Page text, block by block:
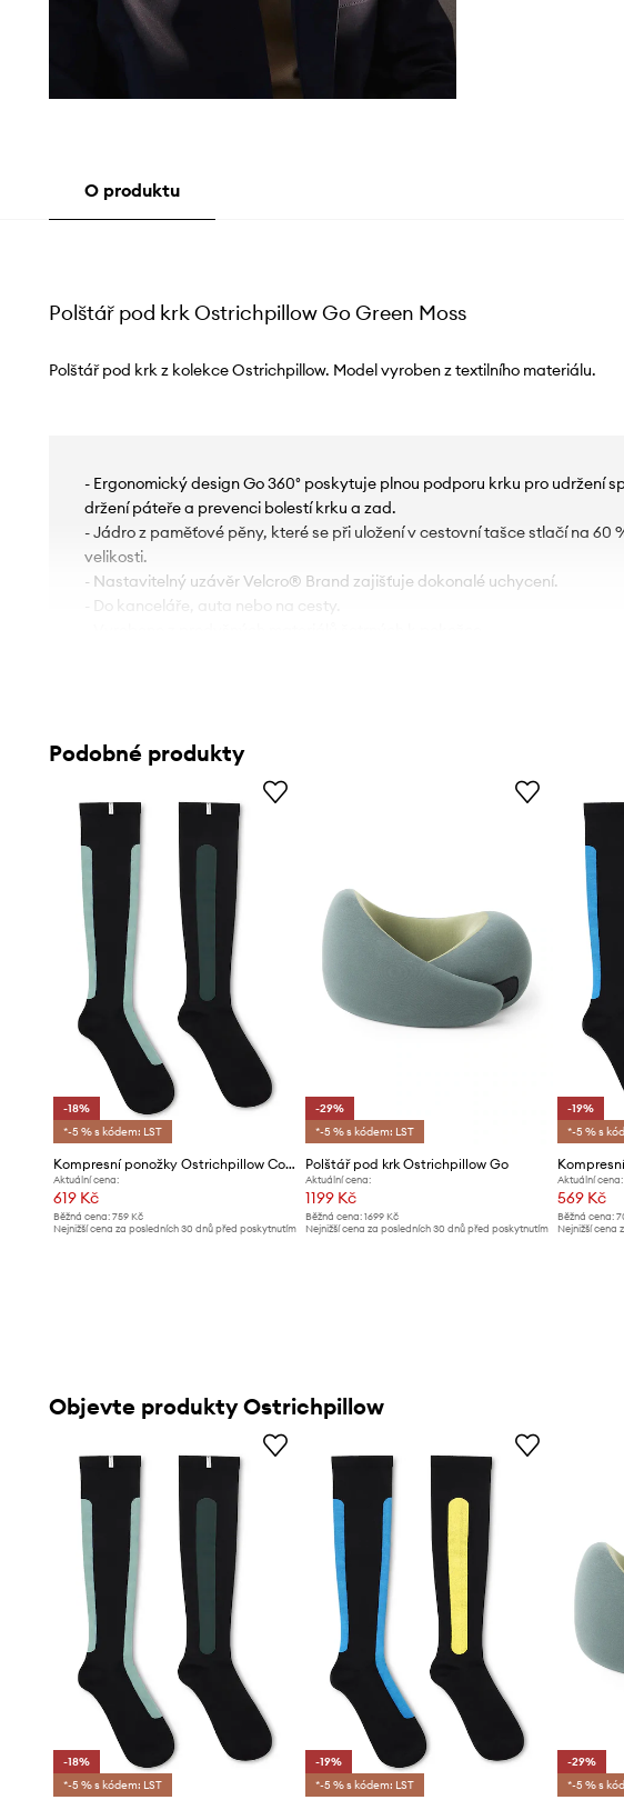
O produktu
Polštář pod krk Ostrichpillow Go Green Moss
Polštář pod krk z kolekce Ostrichpillow. Model vyroben z textilního materiálu.
- Ergonomický design Go 360° poskytuje plnou podporu krku pro udržení
držení páteře a prevenci bolestí krku a zad.
- Jádro z paměťové pěny, které se při uložení v cestovní tašce stlačí na 60
velikosti.
- Nastavitelný uzávěr Velcro® Brand zajišťuje dokonalé uchycení.
- Do kanceláře, auta nebo na cesty.
Podobné produkty
-18%
*-5 % s kódem: LST
Kompresní ponožky Ostrichpillow Compression
Aktuální cena:
619 Kč
Běžná cena: 759 Kč
Nejnižší cena za posledních 30 dnů před poskytnutím
-29%
*-5 % s kódem: LST
Polštář pod krk Ostrichpillow Go
Aktuální cena:
1199 Kč
Běžná cena:1699 Kč
Nejnižší cena za posledních 30 dnů před poskytnutím
-19%
*-5 % s
Aktuální cena:
569 Kč
Běžná cena:
Nejnižší cena
Objevte produkty Ostrichpillow
-18%
*-5 % s kódem: LST
-19%
*-5 % s kódem: LST
-29%
*-5 % s